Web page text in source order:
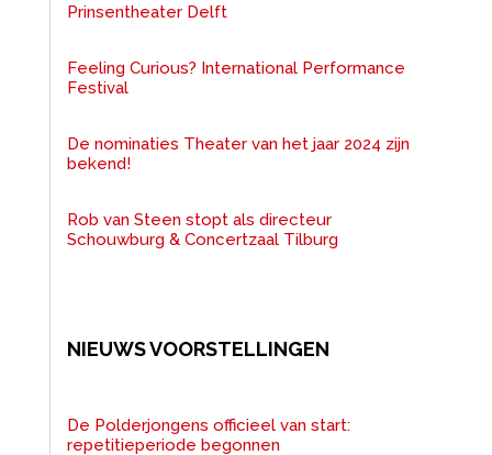
Prinsentheater Delft
Feeling Curious? International Performance
Festival
De nominaties Theater van het jaar 2024 zijn
bekend!
Rob van Steen stopt als directeur
Schouwburg & Concertzaal Tilburg
NIEUWS VOORSTELLINGEN
De Polderjongens officieel van start:
repetitieperiode begonnen